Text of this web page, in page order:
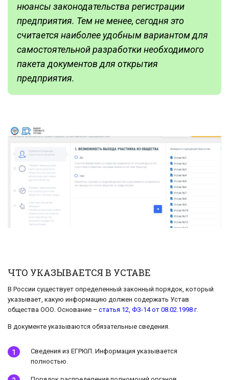
нюансы законодательства регистрации
предприятия. Тем не менее, сегодня это
считается наиболее удобным вариантом для
самостоятельной разработки необходимого
пакета документов для открытия
предприятия.
ЧТО УКАЗЫВАЕТСЯ В УСТАВЕ
В России существует определенный законный порядок, который
указывает, какую информацию должен содержать Устав
общества ООО. Основание – статья 12, ФЗ-14 от 08.02.1998 г.
В документе указываются обязательные сведения.
Сведения из ЕГРЮЛ. Информация указывается
полностью.